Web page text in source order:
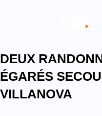
DEUX
ÉGARÉS
VILLANOVA